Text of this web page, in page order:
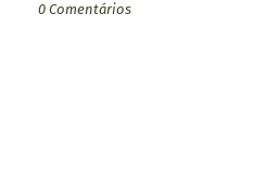
0 Comentários